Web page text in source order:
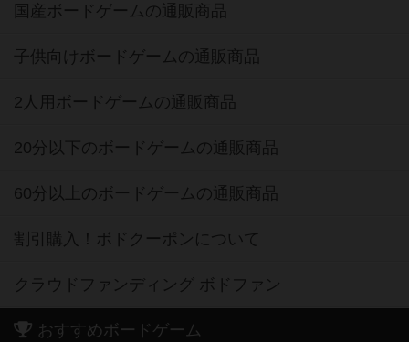
国産ボードゲームの通販商品
子供向けボードゲームの通販商品
2人用ボードゲームの通販商品
20分以下のボードゲームの通販商品
60分以上のボードゲームの通販商品
割引購入！ボドクーポンについて
クラウドファンディング ボドファン
おすすめボードゲーム